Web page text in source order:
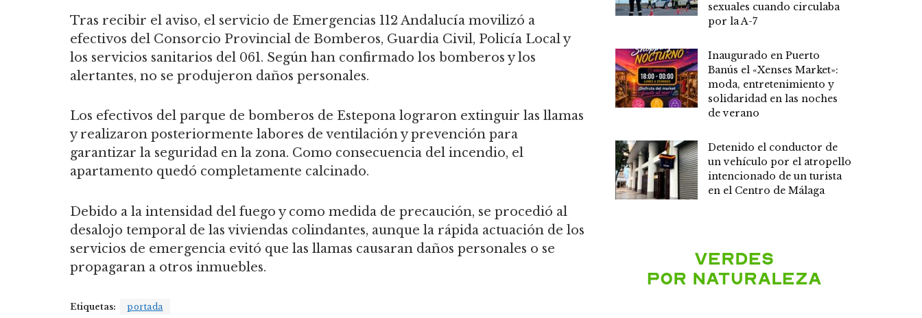
Tras recibir el aviso, el servicio de Emergencias 112 Andalucía movilizó a
efectivos del Consorcio Provincial de Bomberos, Guardia Civil, Policía Local y
los servicios sanitarios del 061. Según han confirmado los bomberos y los
alertantes, no se produjeron daños personales.
Los efectivos del parque de bomberos de Estepona lograron extinguir las llamas
y realizaron posteriormente labores de ventilación y prevención para
garantizar la seguridad en la zona. Como consecuencia del incendio, el
apartamento quedó completamente calcinado.
Debido a la intensidad del fuego y como medida de precaución, se procedió al
desalojo temporal de las viviendas colindantes, aunque la rápida actuación de los
servicios de emergencia evitó que las llamas causaran daños personales o se
propagaran a otros inmuebles.
Etiquetas: portada
sexuales cuando circulaba
por la A-7
Inaugurado en Puerto
Banús el «Xenses Market»:
moda, entretenimiento y
solidaridad en las noches
de verano
Detenido el conductor de
un vehículo por el atropello
intencionado de un turista
en el Centro de Málaga